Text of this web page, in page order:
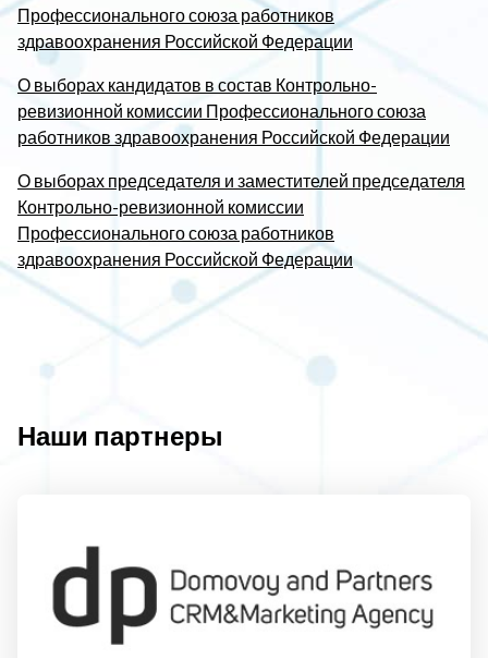
Профессионального союза работников
здравоохранения Российской Федерации
О выборах кандидатов в состав Контрольно-
ревизионной комиссии Профессионального союза
работников здравоохранения Российской Федерации
О выборах председателя и заместителей председателя
Контрольно-ревизионной комиссии
Профессионального союза работников
здравоохранения Российской Федерации
Наши партнеры